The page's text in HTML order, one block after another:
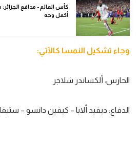
آسيا
أمريكا
ركن الألعاب
أقسام خاصة
ميركاتو
كأس العالم - مدافع
أكمل وجه
وجاء تشكيل النمسا كالآتي:
الحارس: ألكساندر شلاجر
الدفاع: ديفيد ألابا – كيفين دانسو –